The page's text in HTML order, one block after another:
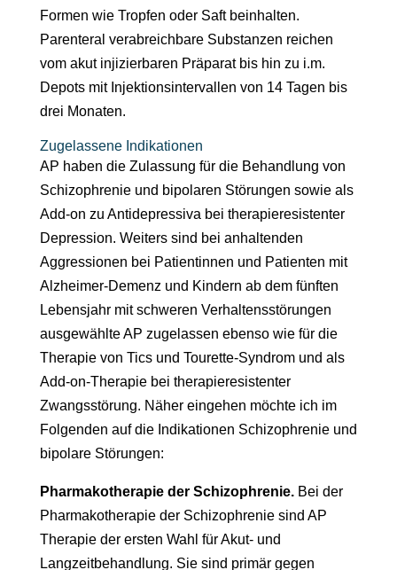
Formen wie Tropfen oder Saft beinhalten.
Parenteral verabreichbare Substanzen reichen
vom akut injizierbaren Präparat bis hin zu i.m.
Depots mit Injektionsintervallen von 14 Tagen bis
drei Monaten.
Zugelassene Indikationen
AP haben die Zulassung für die Behandlung von
Schizophrenie und bipolaren Störungen sowie als
Add-on zu Antidepressiva bei therapieresistenter
Depression. Weiters sind bei anhaltenden
Aggressionen bei Patientinnen und Patienten mit
Alzheimer-Demenz und Kindern ab dem fünften
Lebensjahr mit schweren Verhaltensstörungen
ausgewählte AP zugelassen ebenso wie für die
Therapie von Tics und Tourette-Syndrom und als
Add-on-Therapie bei therapieresistenter
Zwangsstörung. Näher eingehen möchte ich im
Folgenden auf die Indikationen Schizophrenie und
bipolare Störungen:
Pharmakotherapie der Schizophrenie.Bei der
Pharmakotherapie der Schizophrenie sind AP
Therapie der ersten Wahl für Akut- und
Langzeitbehandlung. Sie sind primär gegen